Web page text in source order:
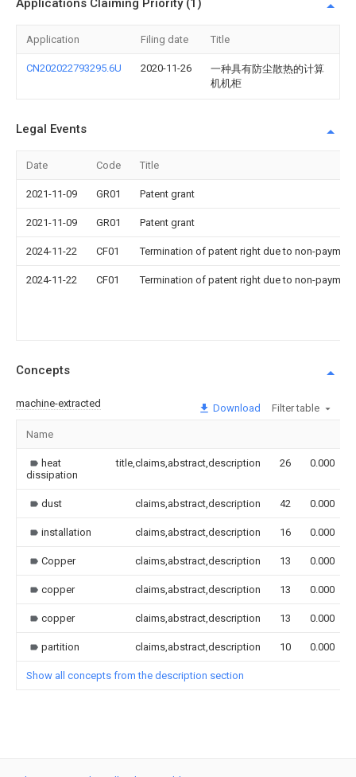
Applications Claiming Priority (1)
Application Filing date Title
CN202022793295.6U 2020-11-26
一种具有防尘散热的计算
机机柜
Legal Events
Date Code Title
2021-11-09 GR01 Patent grant
2021-11-09 GR01 Patent grant
2024-11-22 CF01 Termination of patent right due to non-
2024-11-22 CF01 Termination of patent right due to non-
Concepts
machine-extracted Download Filter table
Name
heat
dissipation
title,claims,abstract,description 26 0.000
dust claims,abstract,description 42 0.000
installation claims,abstract,description 16 0.000
Copper claims,abstract,description 13 0.000
copper claims,abstract,description 13 0.000
copper claims,abstract,description 13 0.000
partition claims,abstract,description 10 0.000
Show all concepts from the description section